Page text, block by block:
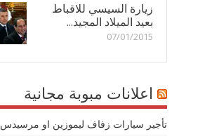
زيارة السيسي للاقباط
بعيد الميلاد المجيد...
07/01/2015
اعلانات مبوبة مجانية
تأجير سيارات زفاف ليموزين او مرسيدس